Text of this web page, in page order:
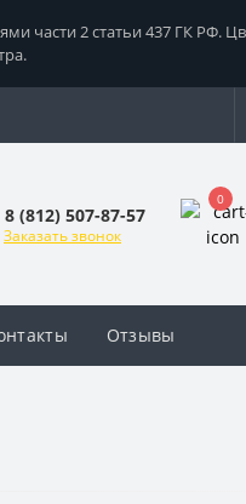
части 2 статьи 437 ГК РФ.
8 (812) 507-87-57
Заказать звонок
0
Отзывы